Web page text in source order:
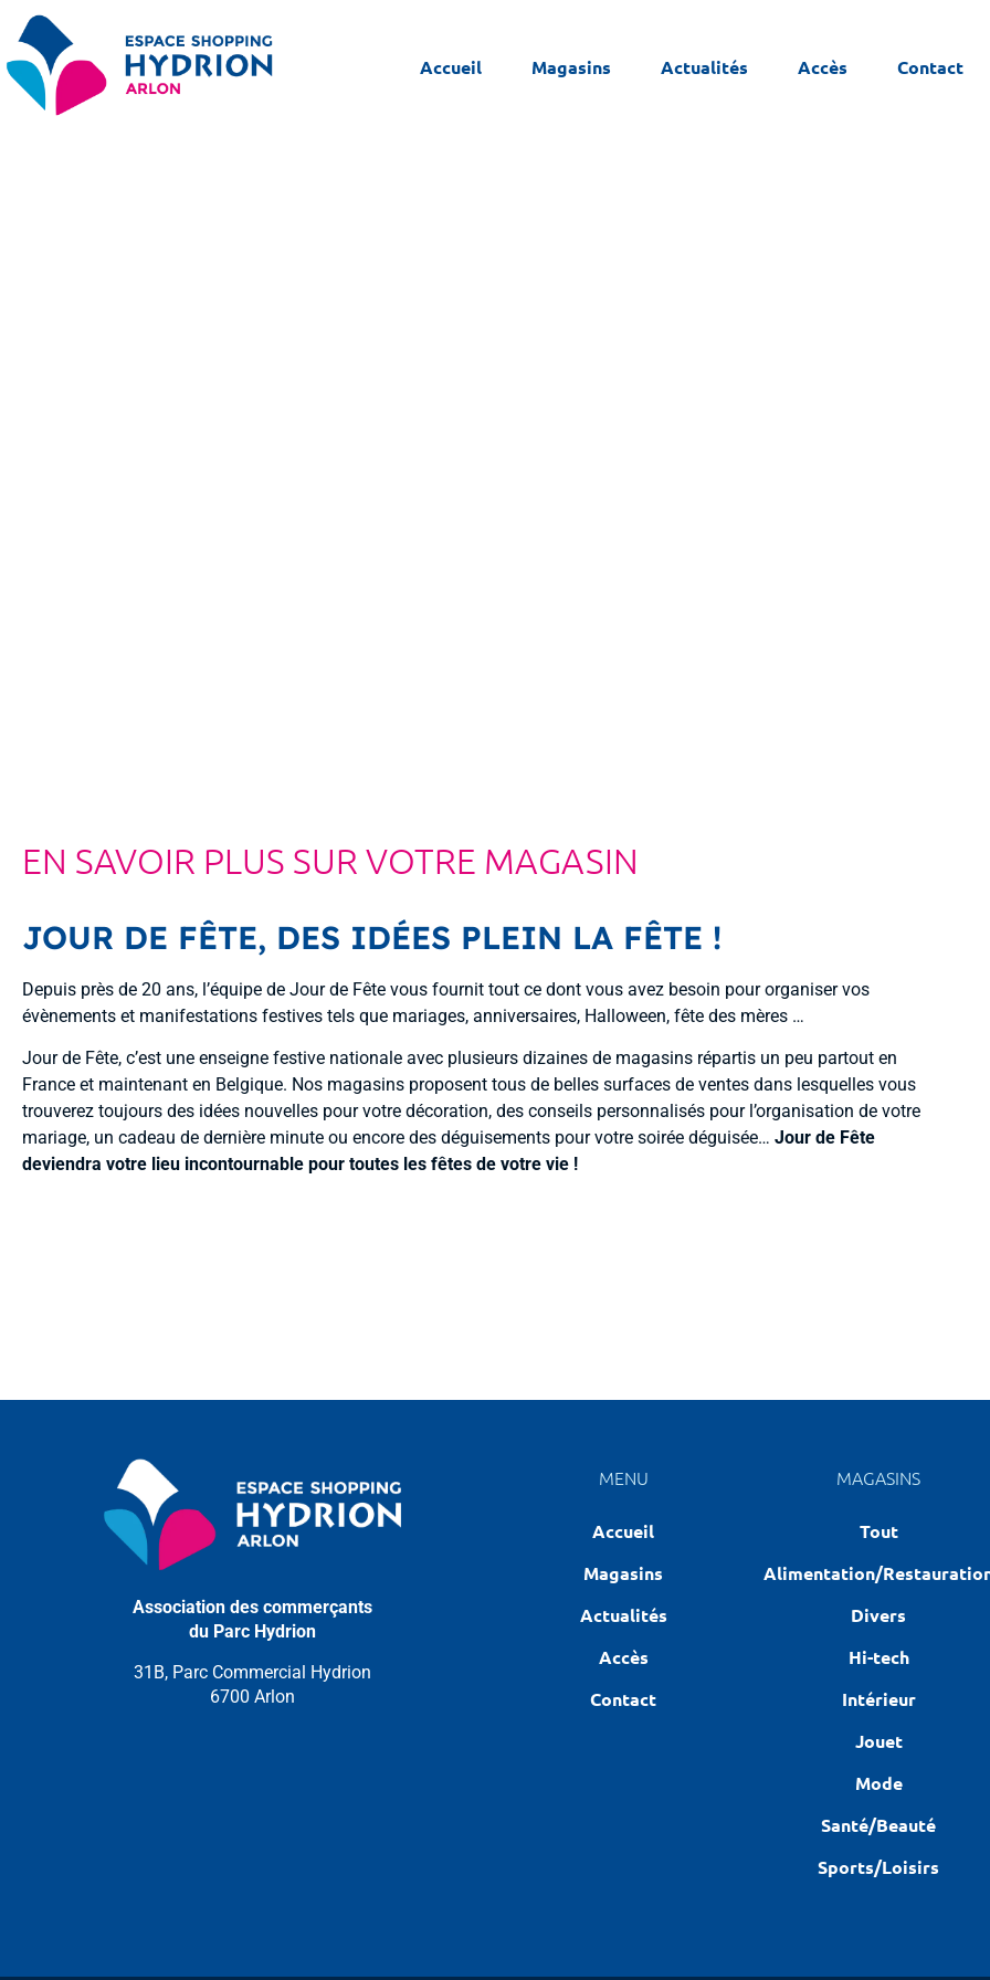
Accueil Magasins Actualités Accès Contact
EN SAVOIR PLUS SUR VOTRE MAGASIN
JOUR DE FÊTE, DES IDÉES PLEIN LA FÊTE !
Depuis près de 20 ans, l’équipe de Jour de Fête vous fournit tout ce dont vous avez besoin pour organiser vos
évènements et manifestations festives tels que mariages, anniversaires, Halloween, fête des mères …
Jour de Fête, c’est une enseigne festive nationale avec plusieurs dizaines de magasins répartis un peu partout en
France et maintenant en Belgique. Nos magasins proposent tous de belles surfaces de ventes dans lesquelles vous
trouverez toujours des idées nouvelles pour votre décoration, des conseils personnalisés pour l’organisation de votre
mariage, un cadeau de dernière minute ou encore des déguisements pour votre soirée déguisée… Jour de Fête
deviendra votre lieu incontournable pour toutes les fêtes de votre vie !
Association des commerçants
du Parc Hydrion
31B, Parc Commercial Hydrion
6700 Arlon
MENU
Accueil
Magasins
Actualités
Accès
Contact
MAGASINS
Tout
Alimentation/
Divers
Hi-tech
Intérieur
Jouet
Mode
Santé/Beauté
Sports/Loisirs